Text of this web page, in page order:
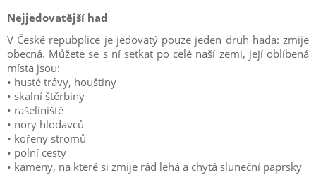
Nejjedovatější had
V České repubplice je jedovatý pouze jeden druh hada: zmije
obecná. Můžete se s ní setkat po celé naší zemi, její oblíbená
místa jsou:
• husté trávy, houštiny
• skalní štěrbiny
• rašeliniště
• nory hlodavců
• kořeny stromů
• polní cesty
• kameny, na které si zmije rád lehá a chytá sluneční paprsky